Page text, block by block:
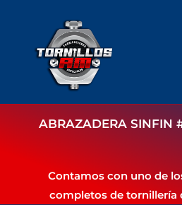
ABRAZADERA SINFIN
Contamos con uno de
completos de tornillería